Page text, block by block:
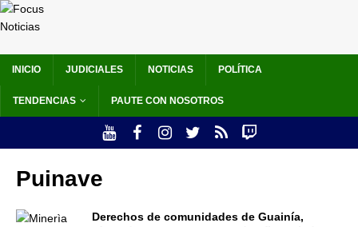
INICIO JUDICIALES NOTICIAS POLÍTICA
TENDENCIAS PAUTE CON NOSOTROS
Puinave
Derechos de comunidades de Guainía,